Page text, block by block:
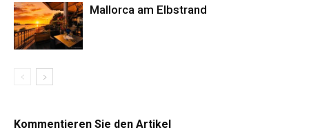
Mallorca am Elbstrand
Kommentieren Sie den Artikel